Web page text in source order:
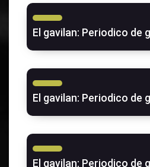
El gavilan: Periodico de
El gavilan: Periodico de
El gavilan: Periodico de